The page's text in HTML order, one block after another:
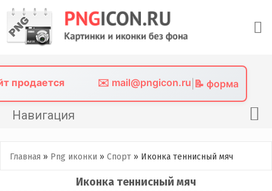
content
продается ✉️ mail@pngicon.ru 📝 форма
Навигация
Png иконки
Картинки без фона
Главная » Png иконки » Спорт » Иконка теннисный мяч
Иконка теннисный мяч